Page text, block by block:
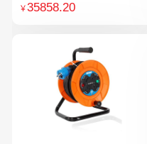
￥35858.20